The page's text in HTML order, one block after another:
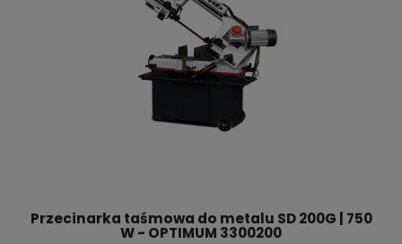
Przecinarka taśmowa do metalu SD 200G | 750
W - OPTIMUM 3300200